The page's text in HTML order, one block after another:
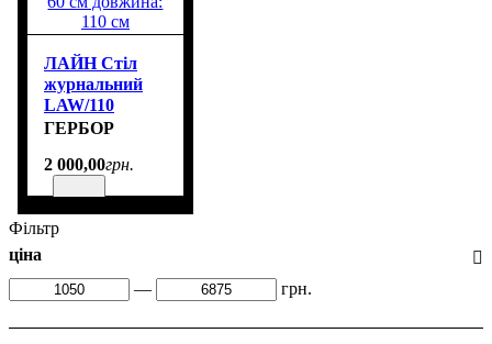
ЛАЙН Стіл
журнальний
LAW/110
Гербор висота:
60 см довжина:
ГЕРБОР
2 000,00грн.
Фільтр
ціна
—
грн.